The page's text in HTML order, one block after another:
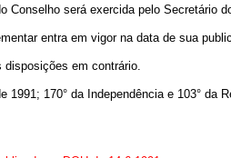
será exercida pelo Secretário
entra em vigor na data de sua
em contrário.
170° da Independência e 103° da